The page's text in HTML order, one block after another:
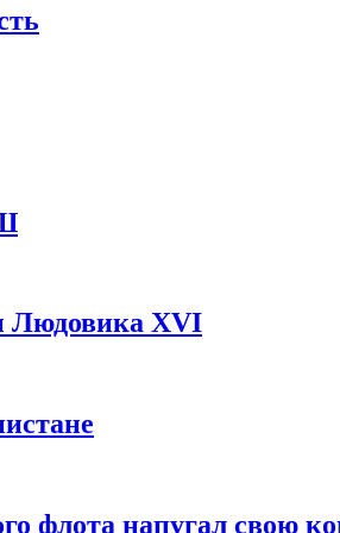
Людовика XVI
флота напугал свою